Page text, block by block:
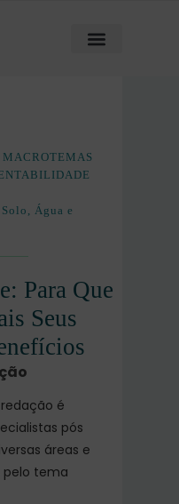
MACROTEMAS
Água e
Para Que
Seus
é
pós
áreas e
pelo tema